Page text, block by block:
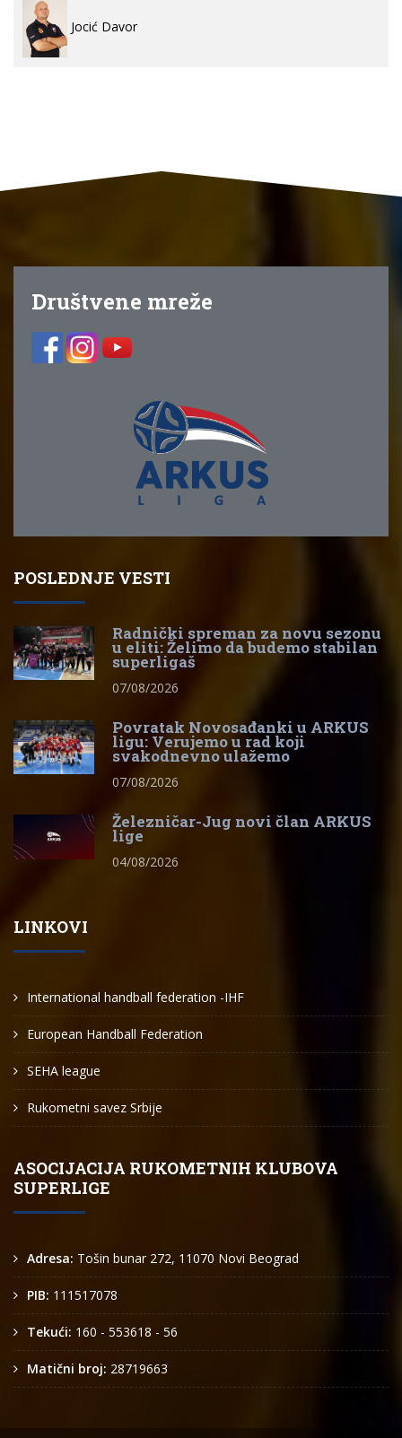
Jocić Davor
Društvene mreže
POSLEDNJE VESTI
Radnički spreman za novu sezonu
u eliti: Želimo da budemo stabilan
superligaš
07/08/2026
Povratak Novosađanki u ARKUS
ligu: Verujemo u rad koji
svakodnevno ulažemo
07/08/2026
Železničar-Jug novi član ARKUS
lige
04/08/2026
LINKOVI
International handball federation -IHF
European Handball Federation
SEHA league
Rukometni savez Srbije
ASOCIJACIJA RUKOMETNIH KLUBOVA
SUPERLIGE
Adresa: Tošin bunar 272, 11070 Novi Beograd
PIB: 111517078
Tekući: 160 - 553618 - 56
Matični broj: 28719663